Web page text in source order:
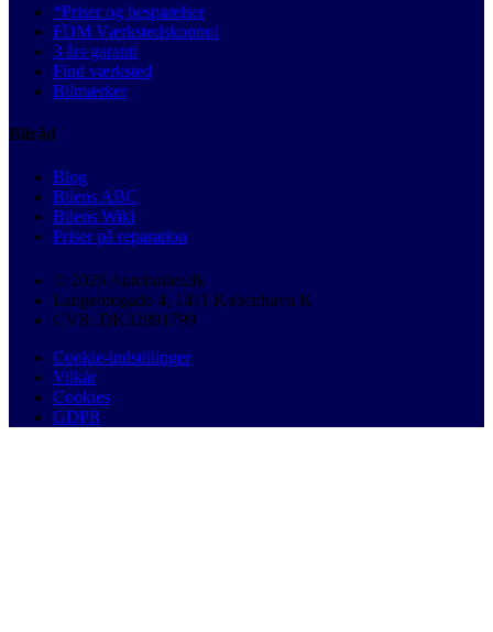
*Priser og besparelser
FDM Værkstedskontrol
3 års garanti
Find værksted
Bilmærker
Bilråd
Blog
Bilens ABC
Bilens Wiki
Priser på reparation
© 2026 Autobutler.dk
Langebrogade 4, 1411 København K
CVR: DK32891799
Cookie-indstillinger
Vilkår
Cookies
GDPR